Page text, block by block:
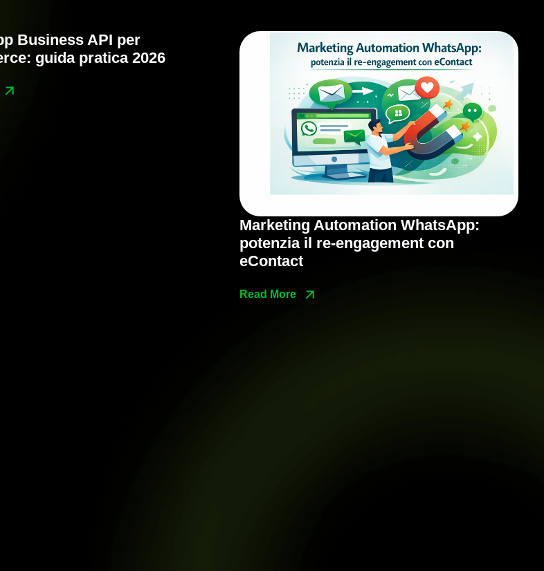
Business API per
guida pratica 2026
Marketing Automation WhatsApp:
potenzia il re‑engagement con
eContact
Read More